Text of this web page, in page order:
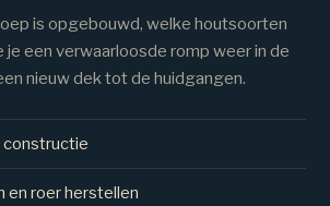
is opgebouwd, welke houtsoorten
je een verwaarloosde romp weer in de
nieuw dek tot de huidgangen.
en roer herstellen